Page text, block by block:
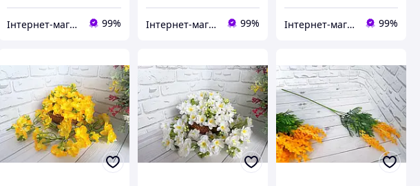
Інтернет-магазин "Хобі-плюс" 99% Інтернет-магазин "Хобі-плюс" 99% Інтернет-магазин "Хобі-плюс" 99%